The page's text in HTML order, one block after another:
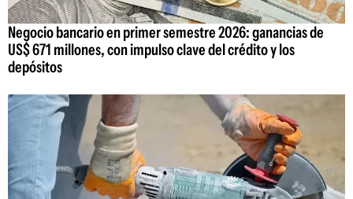
Negocio bancario en primer semestre 2026: ganancias de
US$ 671 millones, con impulso clave del crédito y los
depósitos